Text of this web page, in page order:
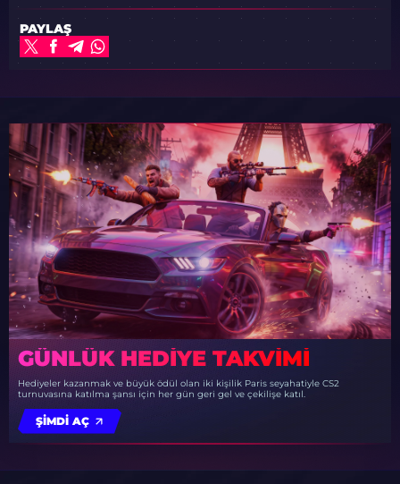
PAYLAŞ
GÜNLÜK HEDIYE TAKVIMI
Hediyeler kazanmak ve büyük ödül olan iki kişilik Paris seyahatiyle CS2
turnuvasına katılma şansı için her gün geri gel ve çekilişe katıl.
ŞIMDI AÇ